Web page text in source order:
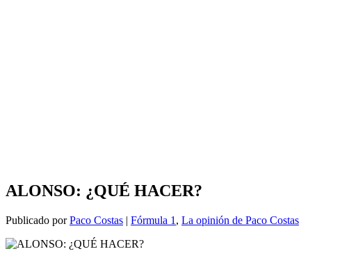
ALONSO: ¿QUÉ HACER?
Publicado porPaco Costas | Fórmula 1 , La opinión de Paco Costas